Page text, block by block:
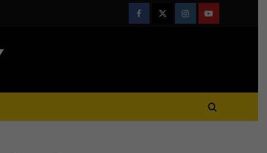
FacebookTwitterInstagramYoutube